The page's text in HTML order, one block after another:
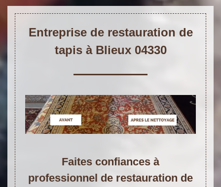
Entreprise de restauration de
tapis à Blieux 04330
Faites confiances à
professionnel de restauration de